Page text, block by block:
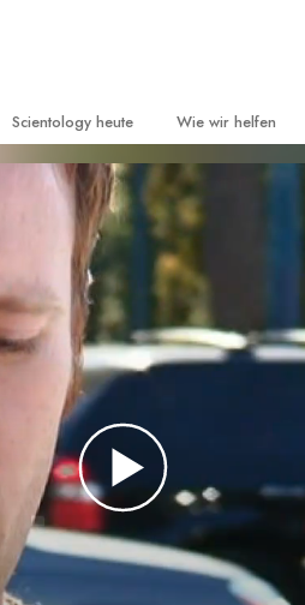
Kirche
Kirchen
Organisationen
für die Welt
Scientology heute
Einweihungen
Scientology Veranstaltungen
David Miscavige – Kirchliches
Oberhaupt von Scientology
Wie wir helfen
Der Weg zum
Applied Scholastics
Criminon
Narconon
United for
Citizens
Ehrenamtliche